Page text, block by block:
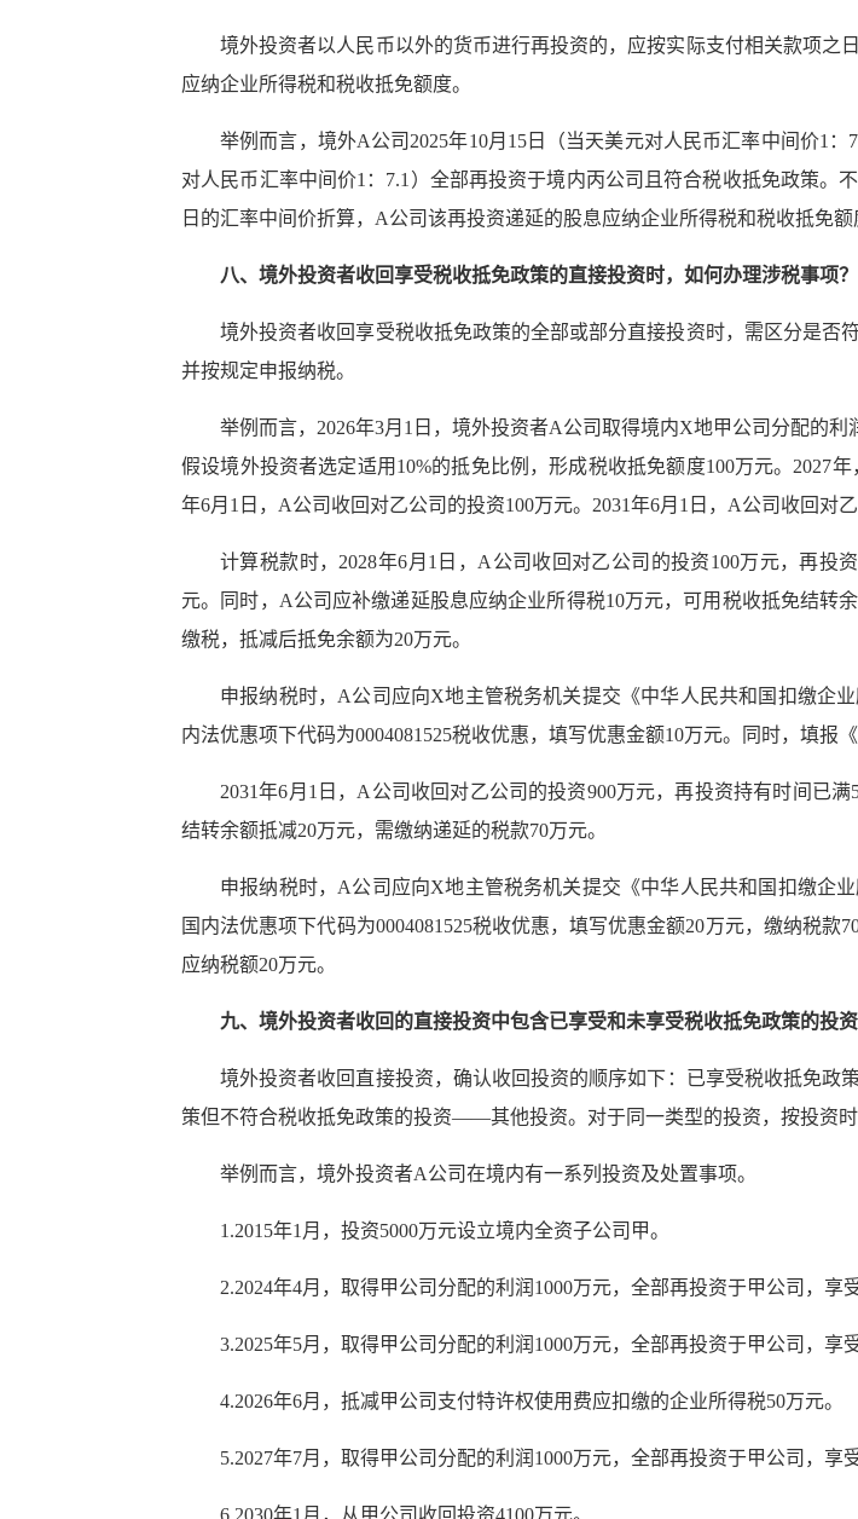
境外投资者以人民币以外的货币进行再投资的，应按实际支付相关款项
应纳企业所得税和税收抵免额度。
举例而言，境外A公司2025年10月15日（当天美元对人民币汇率中间价1
对人民币汇率中间价1：7.1）全部再投资于境内丙公司且符合税收抵免政策。
日的汇率中间价折算，A公司该再投资递延的股息应纳企业所得税和税收抵免额
八、境外投资者收回享受税收抵免政策的直接投资时，如何办理涉税事项？
境外投资者收回享受税收抵免政策的全部或部分直接投资时，需区分是否
并按规定申报纳税。
举例而言，2026年3月1日，境外投资者A公司取得境内X地甲公司分配的
假设境外投资者选定适用10%的抵免比例，形成税收抵免额度100万元。2027
年6月1日，A公司收回对乙公司的投资100万元。2031年6月1日，A公司收回对乙
计算税款时，2028年6月1日，A公司收回对乙公司的投资100万元，再
元。同时，A公司应补缴递延股息应纳企业所得税10万元，可用税收抵免结转
缴税，抵减后抵免余额为20万元。
申报纳税时，A公司应向X地主管税务机关提交《中华人民共和国扣缴企
内法优惠项下代码为0004081525税收优惠，填写优惠金额10万元。同时，填报
2031年6月1日，A公司收回对乙公司的投资900万元，再投资持有时间已
结转余额抵减20万元，需缴纳递延的税款70万元。
申报纳税时，A公司应向X地主管税务机关提交《中华人民共和国扣缴企
国内法优惠项下代码为0004081525税收优惠，填写优惠金额20万元，缴纳税
应纳税额20万元。
九、境外投资者收回的直接投资中包含已享受和未享受税收抵免政策的投
境外投资者收回直接投资，确认收回投资的顺序如下：已享受税收抵免
策但不符合税收抵免政策的投资——其他投资。对于同一类型的投资，按投资时
举例而言，境外投资者A公司在境内有一系列投资及处置事项。
1.2015年1月，投资5000万元设立境内全资子公司甲。
2.2024年4月，取得甲公司分配的利润1000万元，全部再投资于甲公司，享
3.2025年5月，取得甲公司分配的利润1000万元，全部再投资于甲公司，享
4.2026年6月，抵减甲公司支付特许权使用费应扣缴的企业所得税50万元。
5.2027年7月，取得甲公司分配的利润1000万元，全部再投资于甲公司，享
6.2030年1月，从甲公司收回投资4100万元。